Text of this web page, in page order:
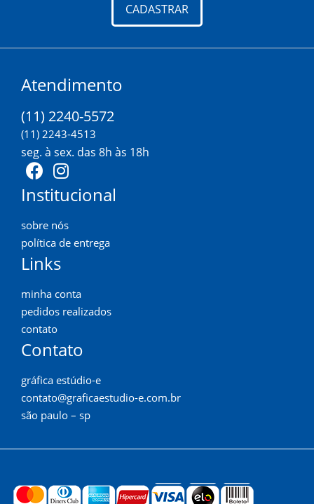
CADASTRAR
Atendimento
(11) 2240-5572
(11) 2243-4513
seg. à sex. das 8h às 18h
Institucional
sobre nós
política de entrega
Links
minha conta
pedidos realizados
contato
Contato
gráfica estúdio-e
contato@graficaestudio-e.com.br
são paulo – sp